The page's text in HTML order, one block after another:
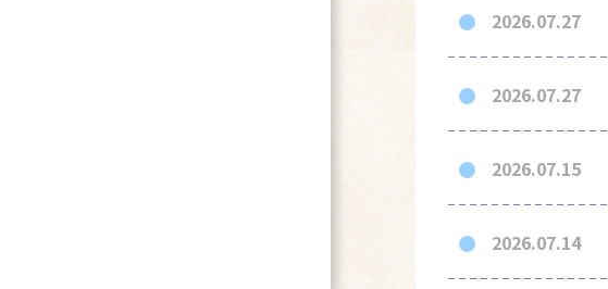
2026.07.27
2026.07.27
2026.07.15
2026.07.14